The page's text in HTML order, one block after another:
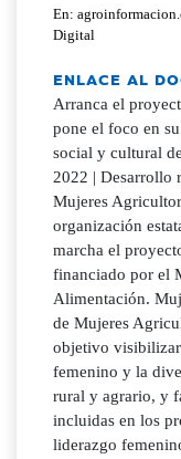
En:
Digital
ENLACE AL
Arranca el
pone el foco en
social y cultural
2022 | Desarrollo
Mujeres
organización
marcha el
financiado por el
Alimentación.
de Mujeres
objetivo
femenino y la
rural y agrario, y
incluidas en los
liderazgo